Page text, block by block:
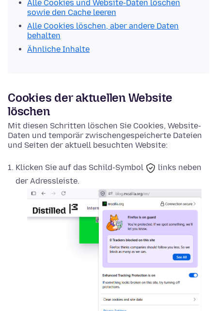
Alle Cookies und Website-Daten löschen
sowie den Cache leeren
Alle Cookies löschen, aber andere Daten
behalten
Ähnliche Inhalte
Cookies der aktuellen Website
löschen
Mit diesen Schritten löschen Sie Cookies, Website-
Daten und temporär zwischengespeicherte Dateien
und Seiten der aktuell besuchten Website:
Klicken Sie auf das Schild-Symbol
links neben
der Adressleiste.